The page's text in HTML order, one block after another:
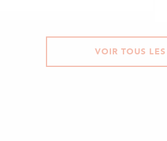
VOIR TOUS